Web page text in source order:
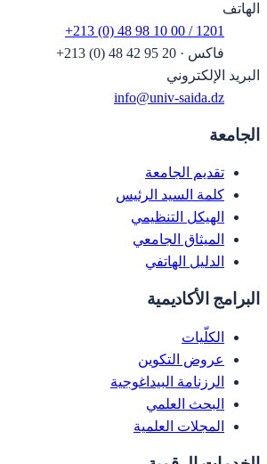
الهاتف
+213 (0) 48 98 10 00 / 1201
فاكس ·
+213 (0) 48 42 95 20
البريد الإلكتروني
info@univ-saida.dz
الجامعة
تقديم الجامعة
كلمة السيد الرئيس
الهيكل التنظيمي
الميثاق الجامعي
الدليل الهاتفي
البرامج الأكاديمية
الكلّيات
عروض التكوين
الرزنامة البيداغوجية
البحث العلمي
المجلات العلمية